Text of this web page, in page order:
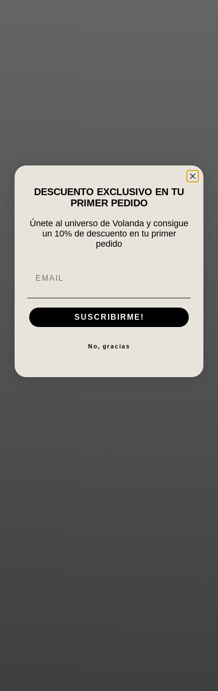
DESCUENTO EXCLUSIVO EN TU
PRIMER PEDIDO
Únete al universo de Volanda y consigue
un 10% de descuento en tu primer
pedido
SUSCRIBIRME!
No, gracias